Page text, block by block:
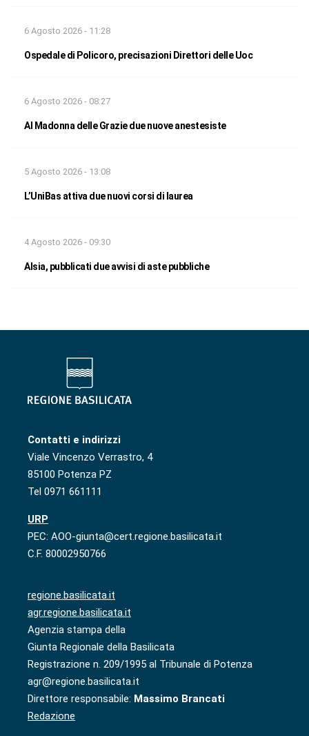
6 Agosto 2026 - 11:28
Ospedale di Policoro, precisazioni Direttori delle Uoc
6 Agosto 2026 - 08:27
Al Madonna delle Grazie due nuove anestesiste
5 Agosto 2026 - 13:08
L’UniBas attiva due nuovi corsi di laurea
4 Agosto 2026 - 09:30
Alsia, pubblicati due avvisi di aste pubbliche
Contatti e indirizzi
Viale Vincenzo Verrastro, 4
85100 Potenza PZ
Tel 0971 661111
URP
PEC: AOO-giunta@cert.regione.basilicata.it
C.F. 80002950766
regione.basilicata.it
agr.regione.basilicata.it
Agenzia stampa della
Giunta Regionale della Basilicata
Registrazione n. 209/1995 al Tribunale di Potenza
agr@regione.basilicata.it
Direttore responsabile: Massimo Brancati
Redazione